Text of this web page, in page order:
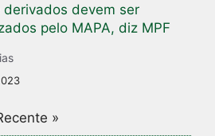
derivados devem ser
pelo MAPA, diz MPF
»